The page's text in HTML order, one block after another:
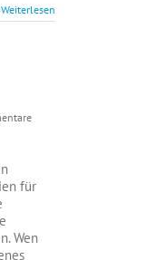
Weiterlesen
für
Wen